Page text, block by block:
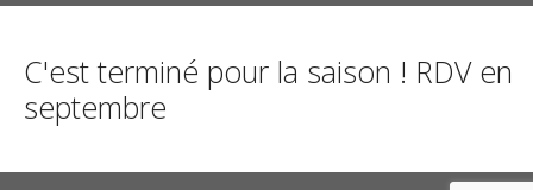
C'est terminé pour la saison ! RDV en
septembre